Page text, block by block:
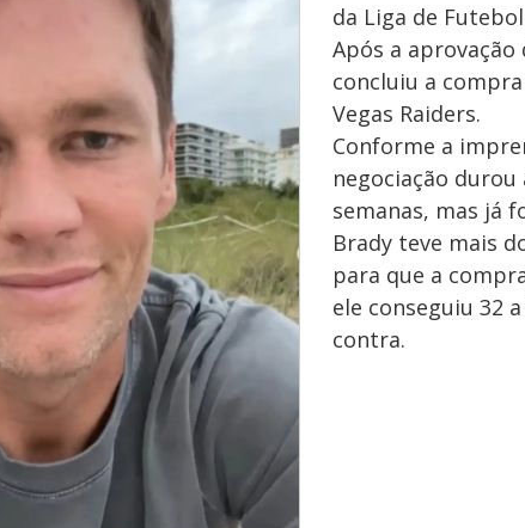
da Liga de
Após a aprovação
concluiu a
Vegas Raiders.
Conforme a
negociação durou
semanas, mas já
Brady teve mais
para que a
ele conseguiu 32
contra.